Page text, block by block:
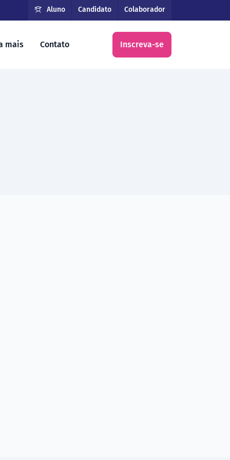
Aluno Candidato Colaborador
mais Contato Inscreva-se